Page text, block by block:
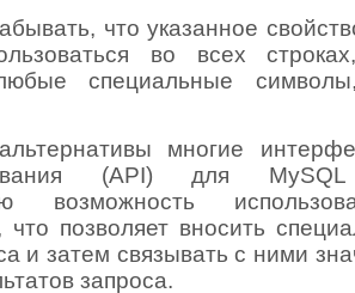
что указанное
во всех
специальные
многие
(API) для MySQL
возможность
что позволяет вносить
и затем связывать с ними
запроса.